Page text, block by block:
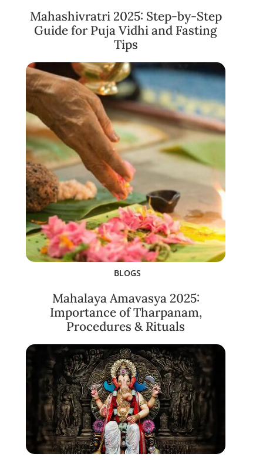
Mahashivratri 2025: Step-by-Step
Guide for Puja Vidhi and Fasting
Tips
BLOGS
Mahalaya Amavasya 2025:
Importance of Tharpanam,
Procedures & Rituals